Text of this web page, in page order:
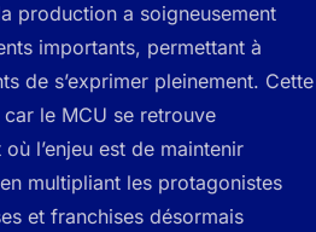
production a soigneusement
importants, permettant à
de s’exprimer pleinement. Cette
le MCU se retrouve
l’enjeu est de maintenir
multipliant les protagonistes
et franchises désormais